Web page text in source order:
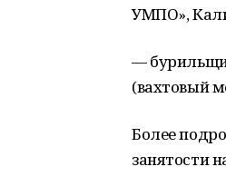
УМПО»,
—
(вахтовый
Более
занятости